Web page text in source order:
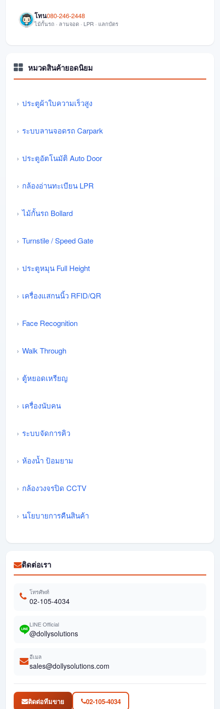
โทน080-246-2448
ไม้กั้นรถ · ลานจอด · LPR · แลกบัตร
หมวดสินค้ายอดนิยม
ประตูผ้าใบความเร็วสูง
ระบบลานจอดรถ Carpark
ประตูอัตโนมัติ Auto Door
กล้องอ่านทะเบียน LPR
ไม้กั้นรถ Bollard
Turnstile / Speed Gate
ประตูหมุน Full Height
เครื่องแสกนนิ้ว RFID/QR
Face Recognition
Walk Through
ตู้หยอดเหรียญ
เครื่องนับคน
ระบบจัดการคิว
ห้องน้ำ ป้อมยาม
กล้องวงจรปิด CCTV
นโยบายการคืนสินค้า
ติดต่อเรา
โทรศัพท์
02-105-4034
LINE Official
@dollysolutions
อีเมล
sales@dollysolutions.com
ติดต่อทีมขาย 02-105-4034